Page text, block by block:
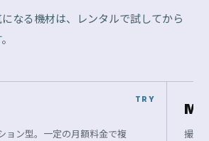
なる機材は、レンタルで試してから
ョン型。一定の月額料金で複
撮影